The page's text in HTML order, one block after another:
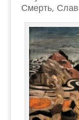
Смерть,